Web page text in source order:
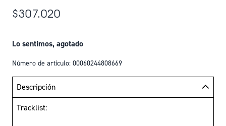
$307.020
Lo sentimos, agotado
Número de artículo: 00060244808669
Descripción
Tracklist: